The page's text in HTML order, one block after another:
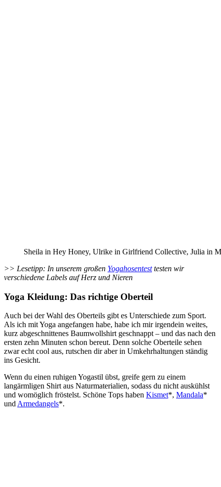
Sheila in Hey Honey, Ulrike in Girlfriend Collective, Julia in
>> Lesetipp: In unserem großen Yogahosentesttesten wir
verschiedene Labels auf Herz und Nieren
Yoga Kleidung: Das richtige Oberteil
Auch bei der Wahl des Oberteils gibt es Unterschiede zum Sport.
Als ich mit Yoga angefangen habe, habe ich mir irgendein weites,
kurz abgeschnittenes Baumwollshirt geschnappt – und das nach den
ersten zehn Minuten schon bereut. Denn solche Oberteile sehen
zwar echt cool aus, rutschen dir aber in Umkehrhaltungen ständig
ins Gesicht.
Wenn du einen ruhigen Yogastil übst, greife gern zu einem
langärmligen Shirt aus Naturmaterialien, sodass du nicht auskühlst
und womöglich fröstelst. Schöne Tops haben Kismet*, Mandala*
undArmedangels*.